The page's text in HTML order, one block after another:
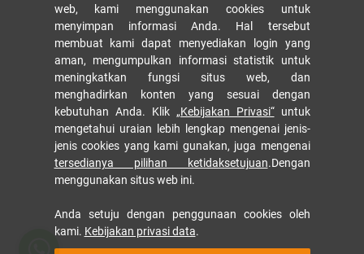
web, kami menggunakan cookies untuk
menyimpan informasi Anda. Hal tersebut
membuat kami dapat menyediakan login yang
aman, mengumpulkan informasi statistik untuk
meningkatkan fungsi situs web, dan
menghadirkan konten yang sesuai dengan
kebutuhan Anda. Klik „Kebijakan Privasi“untuk
mengetahui uraian lebih lengkap mengenai jenis-
jenis cookies yang kami gunakan, juga mengenai
tersedianya pilihan ketidaksetujuan.Dengan
menggunakan situs web ini.
Anda setuju dengan penggunaan cookies oleh
kami. Kebijakan privasi data.